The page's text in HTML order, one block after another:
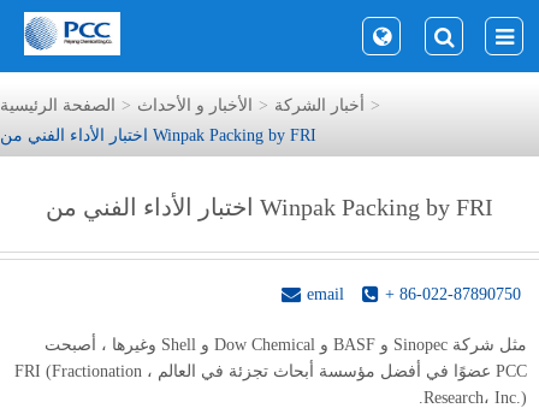
الصفحة الرئيسية الأخبار و الأحداث
أخبار الشركة
اختبار الأداء الفني من Winpak Packing by FRI
اختبار الأداء الفني من Winpak Packing by FRI
+ 86-022-87890750
email
مثل شركة Sinopec و BASF و Dow Chemical و Shell وغيرها ، أصبحت
PCC عضوًا في أفضل مؤسسة أبحاث تجزئة في العالم ، FRI (Fractionation
Research، Inc.).